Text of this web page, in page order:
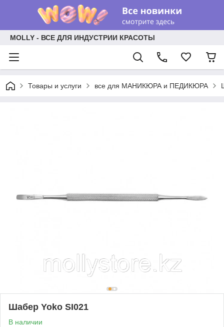
MOLLY - ВСЕ ДЛЯ ИНДУСТРИИ КРАСОТЫ
Товары и услуги все для МАНИКЮРА и ПЕДИКЮРА
Шабер Yoko SI021
В наличии